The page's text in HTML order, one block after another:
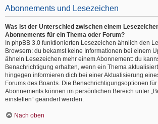
Abonnements und Lesezeichen
Was ist der Unterschied zwischen einem
Abonnements für ein Thema oder Forum?
In phpBB 3.0 funktionierten Lesezeichen ähnlich den
Browsern: du bekamst keine Informationen bei einem
ähneln Lesezeichen mehr einem Abonnement: du
Benachrichtigung erhalten, wenn ein Thema
hingegen informieren dich bei einer Aktualisierung
Forums des Boards. Die Benachrichtigungsoptionen
Abonnements können im persönlichen Bereich unter
einstellen“ geändert werden.
Nach oben